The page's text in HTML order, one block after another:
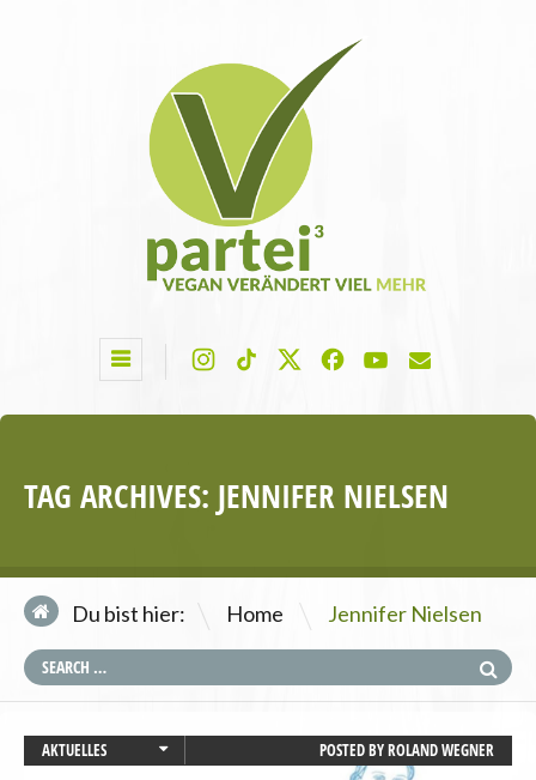
TAG ARCHIVES: JENNIFER NIELSEN
Du bist hier: Home \ Jennifer Nielsen
AKTUELLES
POSTED BYROLAND WEGNER